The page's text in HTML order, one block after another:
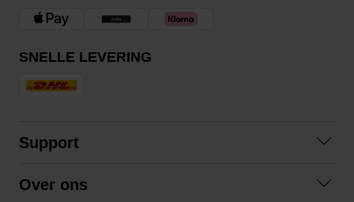
SNELLE LEVERING
Support
Over ons